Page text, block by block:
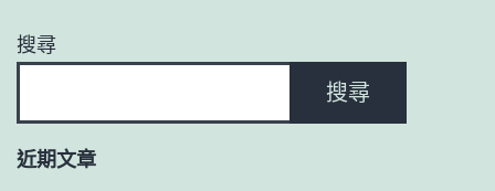
搜尋
搜尋
近期文章